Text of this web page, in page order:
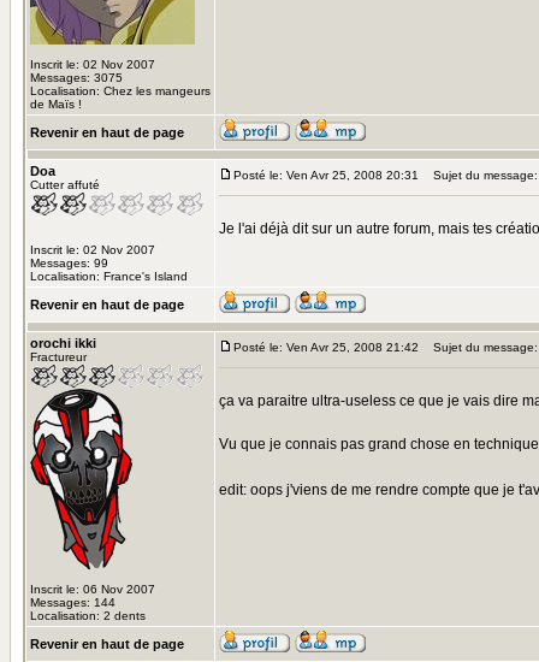
Inscrit le: 02 Nov 2007
Messages: 3075
Localisation: Chez les mangeurs
de Maïs !
Revenir en haut de page
Doa
Cutter affuté
Inscrit le: 02 Nov 2007
Messages: 99
Localisation: France's Island
Posté le: Ven Avr 25, 2008 20:31 Sujet du message:
Je l'ai déjà dit sur un autre forum, mais tes
Revenir en haut de page
orochi ikki
Fractureur
Inscrit le: 06 Nov 2007
Messages: 144
Localisation: 2 dents
Posté le: Ven Avr 25, 2008 21:42 Sujet du message:
ça va paraitre ultra-useless ce que je vais dire
Vu que je connais pas grand chose en
edit: oops j'viens de me rendre compte que je
Revenir en haut de page